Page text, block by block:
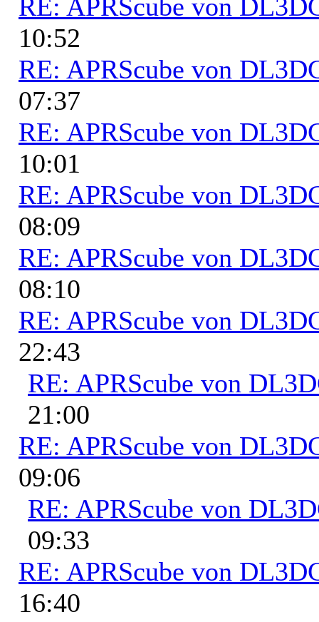
RE: APRScube von
10:52
RE: APRScube von
07:37
RE: APRScube von
10:01
RE: APRScube von
08:09
RE: APRScube von
08:10
RE: APRScube von
22:43
RE: APRScube von
21:00
RE: APRScube von
09:06
RE: APRScube von
09:33
RE: APRScube von
16:40